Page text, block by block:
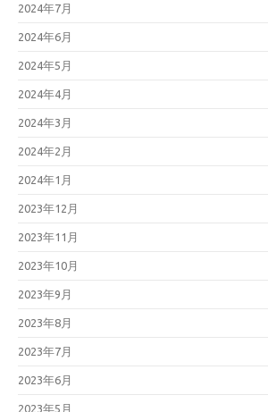
2024年7月
2024年6月
2024年5月
2024年4月
2024年3月
2024年2月
2024年1月
2023年12月
2023年11月
2023年10月
2023年9月
2023年8月
2023年7月
2023年6月
2023年5月